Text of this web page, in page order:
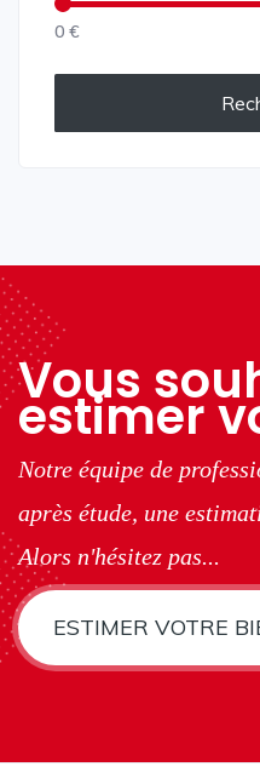
0 €
Vous
estimer
Notre équipe de
après étude, une
Alors n'hésitez pas...
ESTIMER VOTRE